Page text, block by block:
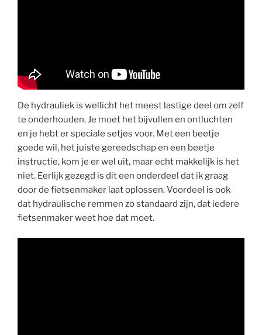
De hydrauliek is wellicht het meest lastige deel om zelf
te onderhouden. Je moet het bijvullen en ontluchten
en je hebt er speciale setjes voor. Met een beetje
goede wil, het juiste gereedschap en een beetje
instructie, kom je er wel uit, maar echt makkelijk is het
niet. Eerlijk gezegd is dit een onderdeel dat ik graag
door de fietsenmaker laat oplossen. Voordeel is ook
dat hydraulische remmen zo standaard zijn, dat iedere
fietsenmaker weet hoe dat moet.